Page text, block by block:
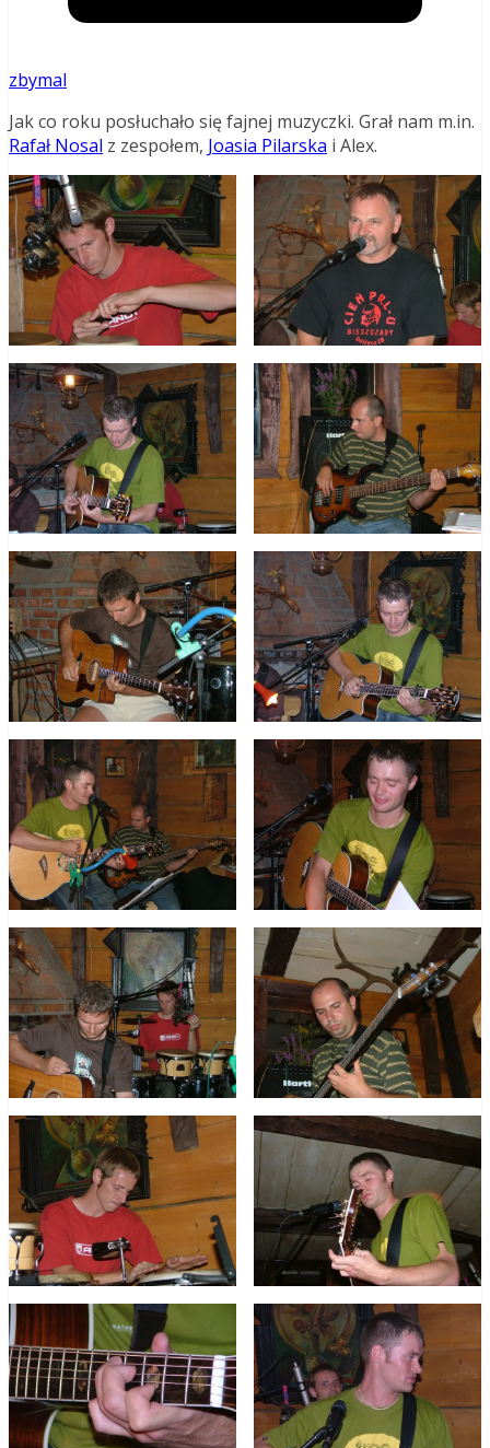
zbymal
Jak co roku posłuchało się fajnej muzyczki. Grał nam m.in.
Rafał Nosal z zespołem, Joasia Pilarska i Alex.